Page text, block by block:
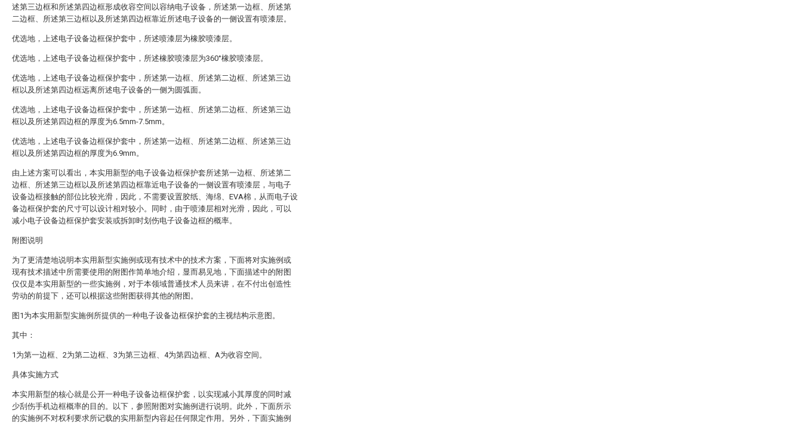
述第三边框和所述第四边框形成收容空间以容纳电子设备，所述第一边框、所述第
二边框、所述第三边框以及所述第四边框靠近所述电子设备的一侧设置有喷漆层。
优选地，上述电子设备边框保护套中，所述喷漆层为橡胶喷漆层。
优选地，上述电子设备边框保护套中，所述橡胶喷漆层为360°橡胶喷漆层。
优选地，上述电子设备边框保护套中，所述第一边框、所述第二边框、所述第三边
框以及所述第四边框远离所述电子设备的一侧为圆弧面。
优选地，上述电子设备边框保护套中，所述第一边框、所述第二边框、所述第三边
框以及所述第四边框的厚度为6.5mm-7.5mm。
优选地，上述电子设备边框保护套中，所述第一边框、所述第二边框、所述第三边
框以及所述第四边框的厚度为6.9mm。
由上述方案可以看出，本实用新型的电子设备边框保护套所述第一边框、所述第二
边框、所述第三边框以及所述第四边框靠近电子设备的一侧设置有喷漆层，与电子
设备边框接触的部位比较光滑，因此，不需要设置胶纸、海绵、EVA棉，从而电子设
备边框保护套的尺寸可以设计相对较小。同时，由于喷漆层相对光滑，因此，可以
减小电子设备边框保护套安装或拆卸时划伤电子设备边框的概率。
附图说明
为了更清楚地说明本实用新型实施例或现有技术中的技术方案，下面将对实施例或
现有技术描述中所需要使用的附图作简单地介绍，显而易见地，下面描述中的附图
仅仅是本实用新型的一些实施例，对于本领域普通技术人员来讲，在不付出创造性
劳动的前提下，还可以根据这些附图获得其他的附图。
图1为本实用新型实施例所提供的一种电子设备边框保护套的主视结构示意图。
其中：
1为第一边框、2为第二边框、3为第三边框、4为第四边框、A为收容空间。
具体实施方式
本实用新型的核心就是公开一种电子设备边框保护套，以实现减小其厚度的同时减
少刮伤手机边框概率的目的。以下，参照附图对实施例进行说明。此外，下面所示
的实施例不对权利要求所记载的实用新型内容起任何限定作用。另外，下面实施例